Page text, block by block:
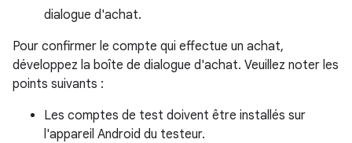
dialogue d'achat.
Pour confirmer le compte qui effectue un achat,
développez la boîte de dialogue d'achat. Veuillez noter les
points suivants :
Les comptes de test doivent être installés sur
l'appareil Android du testeur.